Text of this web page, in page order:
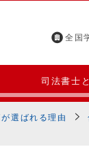
全国
司法書士
が選ばれる理由